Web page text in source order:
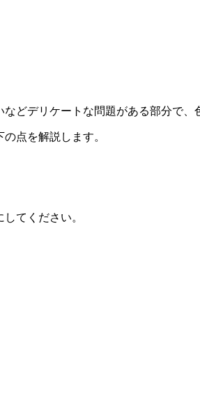
などデリケートな問題がある部分で、
点を解説します。
てください。